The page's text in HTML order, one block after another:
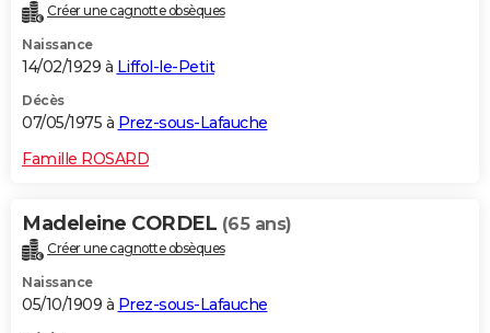
Créer une cagnotte obsèques
Naissance
14/02/1929 à Liffol-le-Petit
Décès
07/05/1975 à Prez-sous-Lafauche
Famille ROSARD
Madeleine CORDEL (65 ans)
Créer une cagnotte obsèques
Naissance
05/10/1909 à Prez-sous-Lafauche